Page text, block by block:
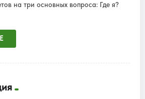
на три основных вопроса: Где я?